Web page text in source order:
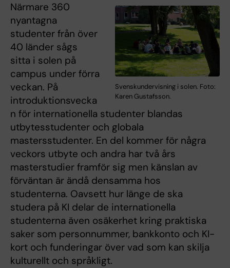
Svenskundervisning i solen. Foto:
Karen Gustafsson.
Närmare 360
nyantagna
studenter från över
40 länder sågs
sitta i solen på
campus under förra
veckan. På
introduktionsvecka
n för internationella studenter blandas
utbytesstudenter och globala
mastersstudenter. En del kommer för några
veckors utbyte och andra har två års
masterstudier framför sig men känslan av
förväntan är ändå densamma hos
studenterna. Oavsett hur länge de ska
studera på KI delar de internationella
studenterna även osäkerhet kring praktiska
saker som personnummer, bankkonto och KI-
kort och funderingar över vad som kan skilja
kulturellt och språkligt.